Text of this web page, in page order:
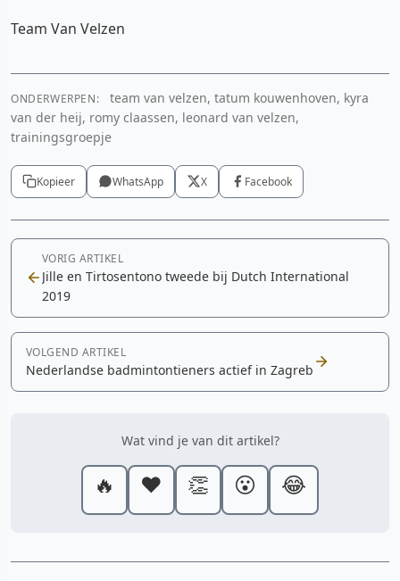
Team Van Velzen
ONDERWERPEN:
team van velzen, tatum kouwenhoven, kyra
van der heij, romy claassen, leonard van velzen,
trainingsgroepje
Kopieer WhatsApp X Facebook
VORIG ARTIKEL
Jille en Tirtosentono tweede bij Dutch International
2019
VOLGEND ARTIKEL
Nederlandse badmintontieners actief in Zagreb
Wat vind je van dit artikel?
🔥 ❤️ 👏 😮 😂